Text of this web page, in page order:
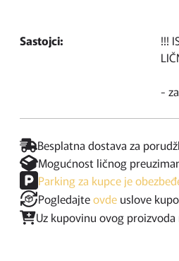
Sastojci:
!!!
-
Besplatna dostava za
Mogućnost ličnog
Parking za kupce je
Pogledajteovde uslove
Uz kupovinu ovog